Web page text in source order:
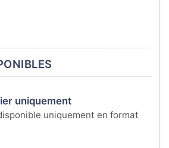
uniquement
uniquement en format